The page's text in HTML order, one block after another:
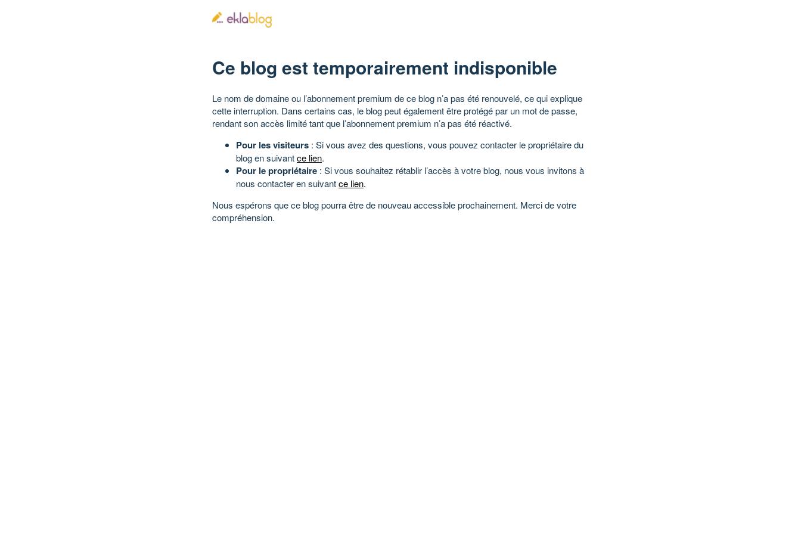
Ce blog est temporairement indisponible
Le nom de domaine ou l’abonnement premium de ce blog n’a pas été renouvelé, ce qui explique
cette interruption. Dans certains cas, le blog peut également être protégé par un mot de passe,
rendant son accès limité tant que l’abonnement premium n’a pas été réactivé.
Pour les visiteurs : Si vous avez des questions, vous pouvez contacter le propriétaire du
blog en suivantce lien.
Pour le propriétaire : Si vous souhaitez rétablir l’accès à votre blog, nous vous invitons à
nous contacter en suivantce lien.
Nous espérons que ce blog pourra être de nouveau accessible prochainement. Merci de votre
compréhension.